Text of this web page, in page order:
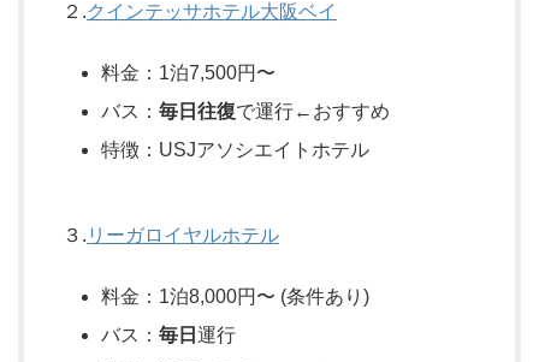
２.クインテッサホテル大阪ベイ
料金：1泊7,500円〜
バス： 毎日往復で運行←おすすめ
特徴：USJアソシエイトホテル
３. リーガロイヤルホテル
料金：1泊8,000円〜 (条件あり)
バス： 毎日 運行